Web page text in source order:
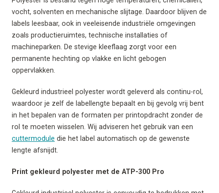
vocht, solventen en mechanische slijtage. Daardoor blijven de
labels leesbaar, ook in veeleisende industriële omgevingen
zoals productieruimtes, technische installaties of
machineparken. De stevige kleeflaag zorgt voor een
permanente hechting op vlakke en licht gebogen
oppervlakken.
Gekleurd industrieel polyester wordt geleverd als continu-rol,
waardoor je zelf de labellengte bepaalt en bij gevolg vrij bent
in het bepalen van de formaten per printopdracht zonder de
rol te moeten wisselen. Wij adviseren het gebruik van een
cuttermodule die het label automatisch op de gewenste
lengte afsnijdt.
Print gekleurd polyester met de ATP-300 Pro